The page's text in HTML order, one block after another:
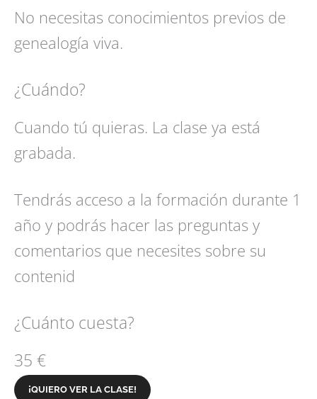
No necesitas conocimientos previos de
genealogía viva.
¿Cuándo?
Cuando tú quieras. La clase ya está
grabada.
Tendrás acceso a la formación durante 1
año y podrás hacer las preguntas y
comentarios que necesites sobre su
contenid
¿Cuánto cuesta?
35 €
¡QUIERO VER LA CLASE!